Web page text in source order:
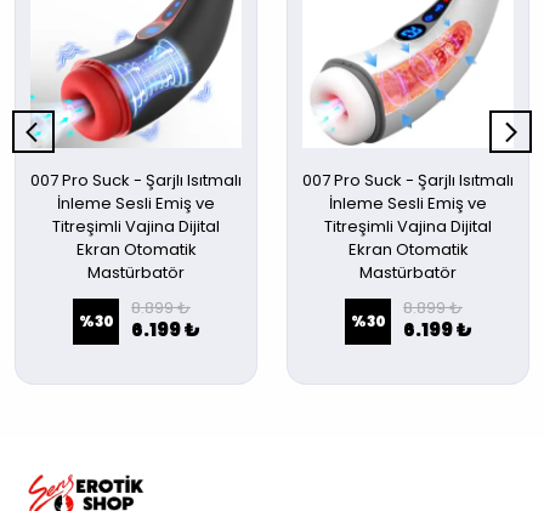
007 Pro Suck - Şarjlı Isıtmalı
İnleme Sesli Emiş ve
Titreşimli Vajina Dijital
Ekran Otomatik
Mastürbatör
%30
8.899 ₺
6.199 ₺
007 Pro Suck - Şarjlı Isıtmalı
İnleme Sesli Emiş ve
Titreşimli Vajina Dijital
Ekran Otomatik
Mastürbatör
%30
8.899 ₺
6.199 ₺